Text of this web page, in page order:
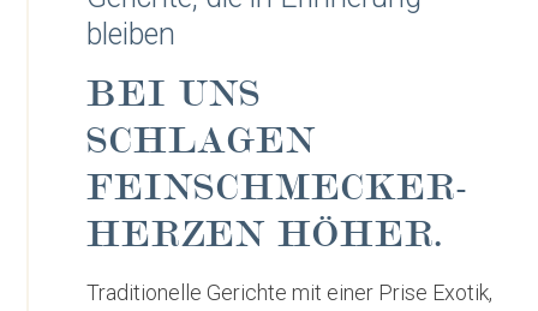
bleiben
BEI UNS
SCHLAGEN
FEINSCHMECKER-
HERZEN HÖHER.
Traditionelle Gerichte mit einer Prise Exotik,